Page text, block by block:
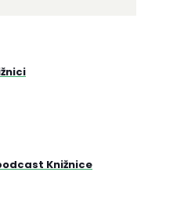
podcast Knižnice